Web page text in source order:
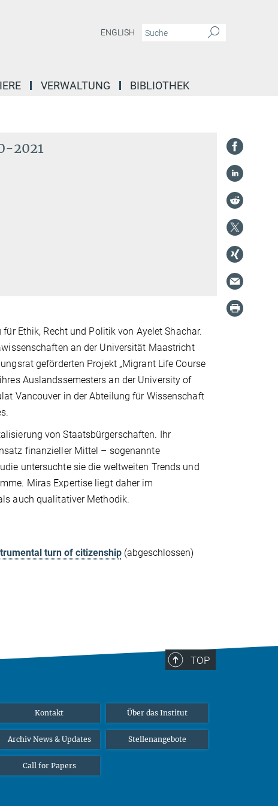
ENGLISH
VERWALTUNG BIBLIOTHEK
2021
Ethik, Recht und Politik von Ayelet Shachar.
an der Universität Maastricht
geförderten Projekt „Migrant Life Course
Auslandssemesters an der University of
Vancouver in der Abteilung für Wissenschaft
von Staatsbürgerschaften. Ihr
finanzieller Mittel – sogenannte
untersuchte sie die weltweiten Trends und
Miras Expertise liegt daher im
auch qualitativer Methodik.
turn of citizenship(abgeschlossen)
TOP
Kontakt Über das Institut
Archiv News & Updates Stellenangebote
Call for Papers